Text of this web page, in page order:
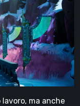
lavoro, ma anche